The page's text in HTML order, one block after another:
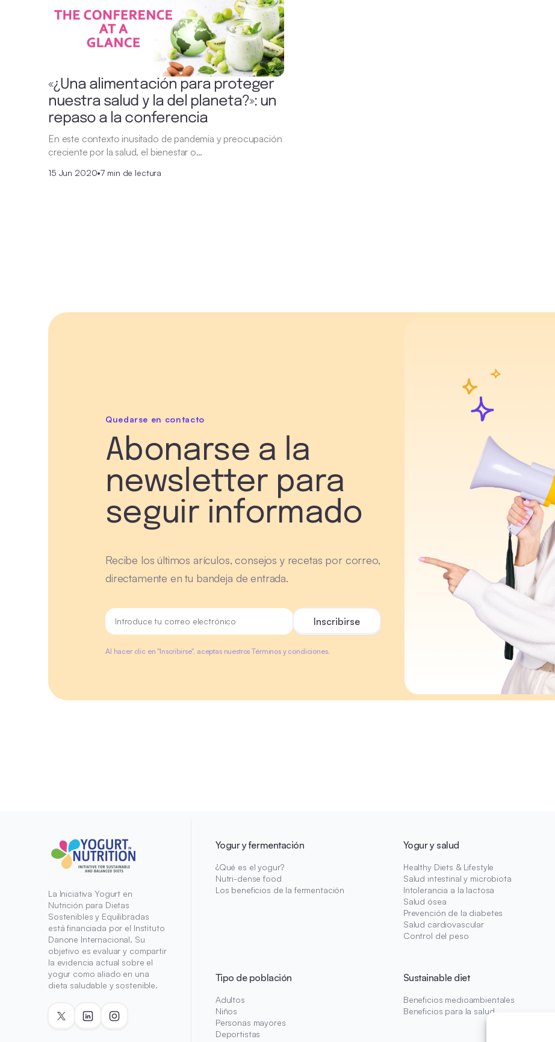
«¿Una alimentación para proteger
nuestra salud y la del planeta?»: un
repaso a la conferencia
En este contexto inusitado de pandemia y preocupación
creciente por la salud, el bienestar o…
15 Jun 2020•7 min de lectura
Quedarse en contacto
Abonarse a la
newsletter para
seguir informado
Recibe los últimos arículos, consejos y recetas por correo,
directamente en tu bandeja de entrada.
Al hacer clic en "Inscribirse", aceptas nuestros Términos y condiciones.
Yogur y fermentación
¿Qué es el yogur?
Nutri-dense food
Los beneficios de la fermentación
Yogur y salud
Healthy Diets & Lifestyle
Salud intestinal y microbiota
Intolerancia a la lactosa
Salud ósea
Prevención de la diabetes
Salud cardiovascular
Control del peso
Tipo de población
Adultos
Niños
Personas mayores
Deportistas
Sustainable diet
Beneficios medioambientales
Beneficios para la salud
La Iniciativa Yogurt en
Nutrición para Dietas
Sostenibles y Equilibradas
está financiada por el Instituto
Danone Internacional. Su
objetivo es evaluar y compartir
la evidencia actual sobre el
yogur como aliado en una
dieta saludable y sostenible.